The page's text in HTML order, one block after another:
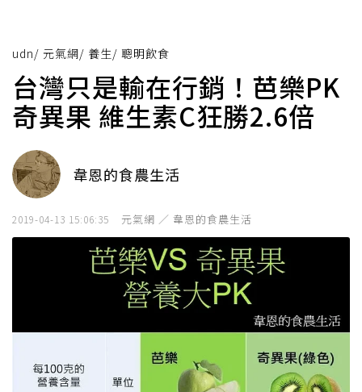
udn/ 元氣網/ 養生/ 聰明飲食
台灣只是輸在行銷！芭樂PK
奇異果 維生素C狂勝2.6倍
韋恩的食農生活
2019-04-13 15:06:35 元氣網 ／ 韋恩的食農生活